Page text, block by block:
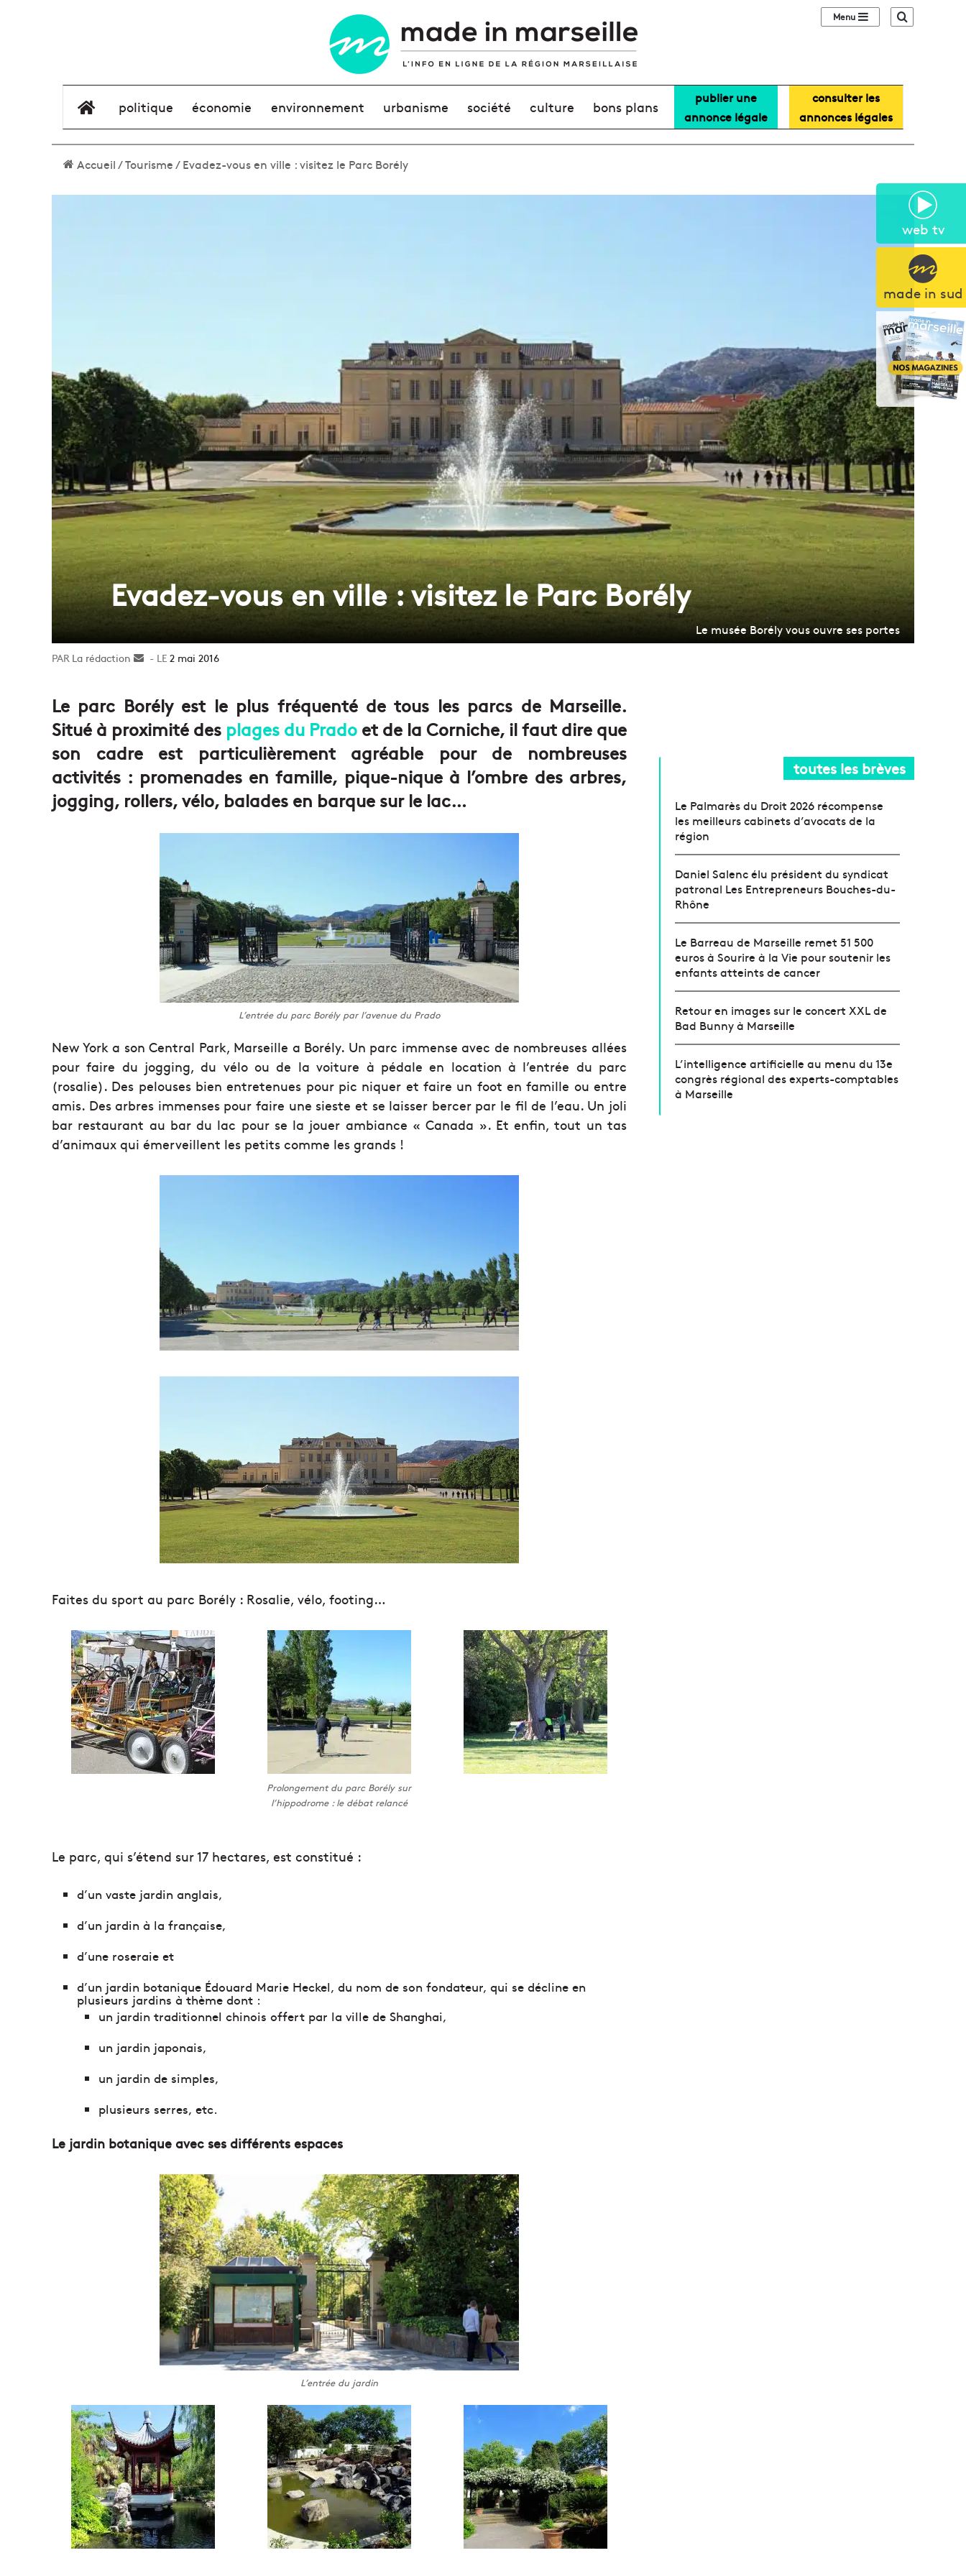
web tv
made in sud
Sidebar (barre
élément de menu
politique économie environnement urbanisme société culture bons plans
publier une
annonce légale
consulter les
annonces légales
Accueil/Tourisme/Evadez-vous en ville : visitez le Parc Borély
Evadez-vous en ville : visitez le Parc Borély
Le musée Borély vous ouvre ses portes
La rédaction
Envoyer2 mai 2016
Le parc Borély est le plus fréquenté de tous les parcs de Marseille.
Situé à proximité des plages du Prado et de la Corniche, il faut dire que
son cadre est particulièrement agréable pour de nombreuses
activités : promenades en famille, pique-nique à l’ombre des arbres,
jogging, rollers, vélo, balades en barque sur le lac…
L’entrée du parc Borély par l’avenue du Prado
New York a son Central Park, Marseille a Borély. Un parc immense avec de nombreuses allées
pour faire du jogging, du vélo ou de la voiture à pédale en location à l’entrée du parc
(rosalie). Des pelouses bien entretenues pour pic niquer et faire un foot en famille ou entre
amis. Des arbres immenses pour faire une sieste et se laisser bercer par le fil de l’eau. Un joli
bar restaurant au bar du lac pour se la jouer ambiance « Canada ». Et enfin, tout un tas
d’animaux qui émerveillent les petits comme les grands !
Faites du sport au parc Borély : Rosalie, vélo, footing…
Prolongement du parc Borély sur
l’hippodrome : le débat relancé
Le parc, qui s’étend sur 17 hectares, est constitué :
d’un vaste jardin anglais,
d’un jardin à la française,
d’une roseraie et
d’un jardin botanique Édouard Marie Heckel, du nom de son fondateur, qui se décline en
plusieurs jardins à thème dont :
un jardin traditionnel chinois offert par la ville de Shanghai,
un jardin japonais,
un jardin de simples,
plusieurs serres, etc.
Le jardin botanique avec ses différents espaces
L’entrée du jardin
toutes les brèves
Le Palmarès du Droit 2026 récompense
les meilleurs cabinets d’avocats de la
région
Daniel Salenc élu président du syndicat
patronal Les Entrepreneurs Bouches-du-
Rhône
Le Barreau de Marseille remet 51 500
euros à Sourire à la Vie pour soutenir les
enfants atteints de cancer
Retour en images sur le concert XXL de
Bad Bunny à Marseille
L’intelligence artificielle au menu du 13e
congrès régional des experts-comptables
à Marseille